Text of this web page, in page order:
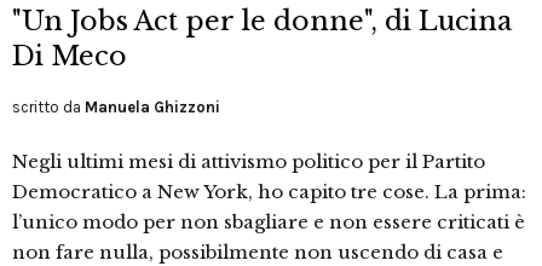
"Un Jobs Act per le donne", di Lucina
Di Meco
scritto da Manuela Ghizzoni
Negli ultimi mesi di attivismo politico per il Partito
Democratico a New York, ho capito tre cose. La prima:
l’unico modo per non sbagliare e non essere criticati è
non fare nulla, possibilmente non uscendo di casa e